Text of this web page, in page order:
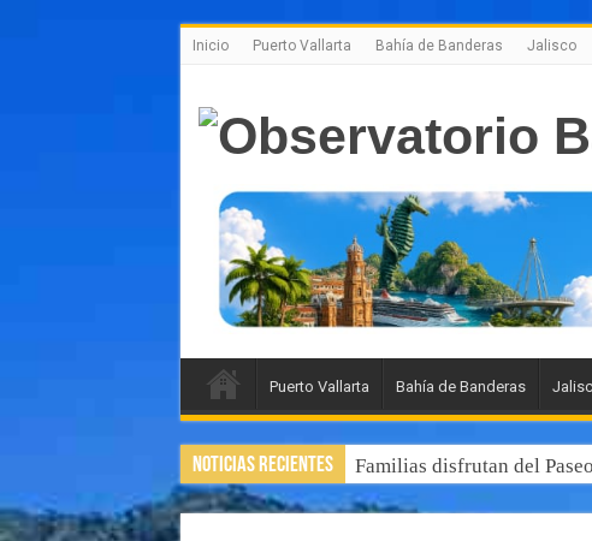
Inicio Puerto Vallarta Bahía de Banderas Jalisco
Puerto Vallarta Bahía de Banderas
Noticias Recientes Familias disfrutan del